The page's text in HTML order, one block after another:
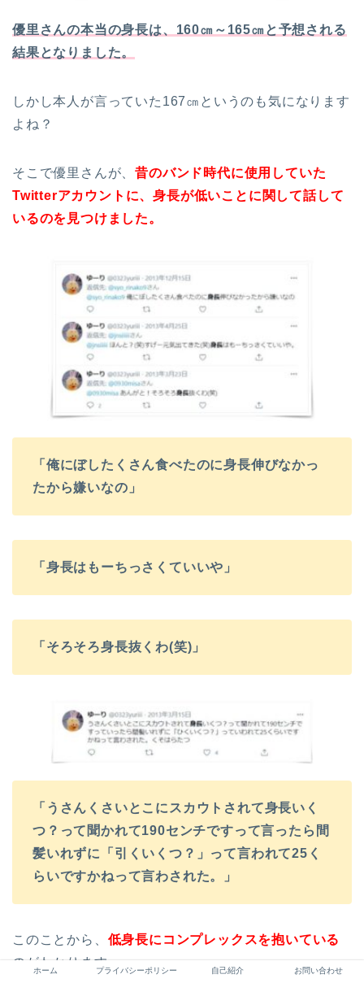
優里さんの本当の身長は、160㎝～165㎝と予想される
結果となりました。
しかし本人が言っていた167㎝というのも気になります
よね？
そこで優里さんが、昔のバンド時代に使用していた
Twitterアカウントに、身長が低いことに関して話して
いるのを見つけました。
「俺にぼしたくさん食べたのに身長伸びなかっ
たから嫌いなの」
「身長はもーちっさくていいや」
「そろそろ身長抜くわ(笑)」
「うさんくさいとこにスカウトされて身長いく
つ？って聞かれて190センチですって言ったら間
髪いれずに「引くいくつ？」って言われて25く
らいですかねって言わされた。」
このことから、 低身長にコンプレックスを抱いている
のがわかります。
ホーム プライバシーポリシー 自己紹介 お問い合わせ